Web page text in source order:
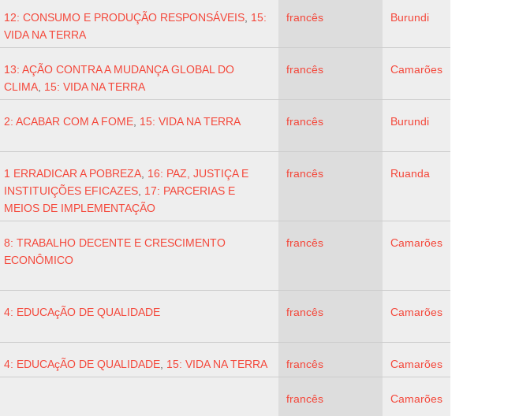
12: CONSUMO E PRODUÇÃO RESPONSÁVEIS 15:
VIDA NA TERRA
francês Burundi
13: AÇÃO CONTRA A MUDANÇA GLOBAL DO
CLIMA 15: VIDA NA TERRA
francês Camarões
2: ACABAR COM A FOME 15: VIDA NA TERRA francês Burundi
1 ERRADICAR A POBREZA 16: PAZ, JUSTIÇA E
INSTITUIÇÕES EFICAZES 17: PARCERIAS E
MEIOS DE IMPLEMENTAÇÃO
francês Ruanda
8: TRABALHO DECENTE E CRESCIMENTO
ECONÔMICO
francês Camarões
4: EDUCAçÃO DE QUALIDADE francês Camarões
4: EDUCAçÃO DE QUALIDADE 15: VIDA NA TERRA francês Camarões
francês Camarões